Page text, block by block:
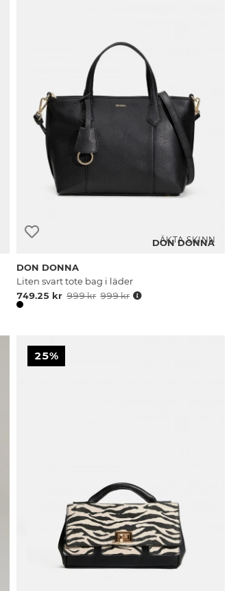
DON DONNA
ÄKTA SKINN
DON DONNA
Liten svart tote bag i läder
749.25 kr 999 kr 999 kr
25%